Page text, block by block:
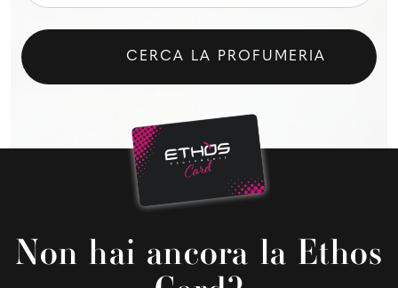
CERCA LA PROFUMERIA
Non hai ancora la Ethos